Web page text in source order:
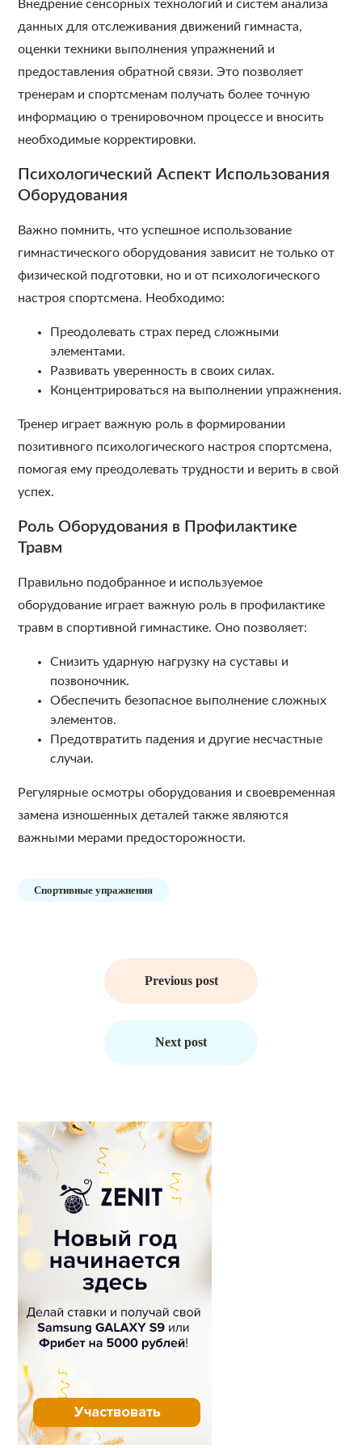
Внедрение сенсорных технологий и систем анализа
данных для отслеживания движений гимнаста,
оценки техники выполнения упражнений и
предоставления обратной связи. Это позволяет
тренерам и спортсменам получать более точную
информацию о тренировочном процессе и вносить
необходимые корректировки.
Психологический Аспект Использования
Оборудования
Важно помнить, что успешное использование
гимнастического оборудования зависит не только от
физической подготовки, но и от психологического
настроя спортсмена. Необходимо:
Преодолевать страх перед сложными
элементами.
Развивать уверенность в своих силах.
Концентрироваться на выполнении упражнения.
Тренер играет важную роль в формировании
позитивного психологического настроя спортсмена,
помогая ему преодолевать трудности и верить в свой
успех.
Роль Оборудования в Профилактике
Травм
Правильно подобранное и используемое
оборудование играет важную роль в профилактике
травм в спортивной гимнастике. Оно позволяет:
Снизить ударную нагрузку на суставы и
позвоночник.
Обеспечить безопасное выполнение сложных
элементов.
Предотвратить падения и другие несчастные
случаи.
Регулярные осмотры оборудования и своевременная
замена изношенных деталей также являются
важными мерами предосторожности.
Спортивные упражнения
Previous post
Next post